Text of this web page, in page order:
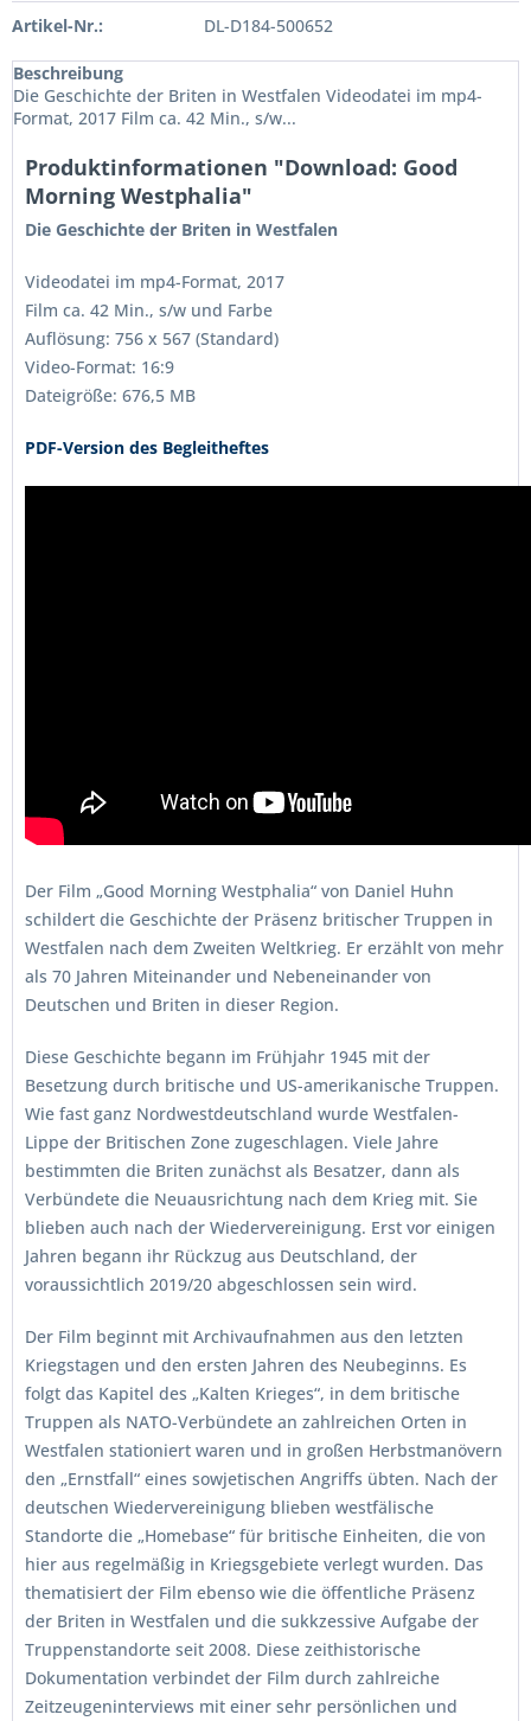
Artikel-Nr.: DL-D184-500652
Beschreibung
Die Geschichte der Briten in Westfalen Videodatei im mp4-
Format, 2017 Film ca. 42 Min., s/w...
Produktinformationen "Download: Good
Morning Westphalia"
Die Geschichte der Briten in Westfalen
Videodatei im mp4-Format, 2017
Film ca. 42 Min., s/w und Farbe
Auflösung: 756 x 567 (Standard)
Video-Format: 16:9
Dateigröße: 676,5 MB
PDF-Version des Begleitheftes
Der Film „Good Morning Westphalia“ von Daniel Huhn
schildert die Geschichte der Präsenz britischer Truppen in
Westfalen nach dem Zweiten Weltkrieg. Er erzählt von mehr
als 70 Jahren Miteinander und Nebeneinander von
Deutschen und Briten in dieser Region.
Diese Geschichte begann im Frühjahr 1945 mit der
Besetzung durch britische und US-amerikanische Truppen.
Wie fast ganz Nordwestdeutschland wurde Westfalen-
Lippe der Britischen Zone zugeschlagen. Viele Jahre
bestimmten die Briten zunächst als Besatzer, dann als
Verbündete die Neuausrichtung nach dem Krieg mit. Sie
blieben auch nach der Wiedervereinigung. Erst vor einigen
Jahren begann ihr Rückzug aus Deutschland, der
voraussichtlich 2019/20 abgeschlossen sein wird.
Der Film beginnt mit Archivaufnahmen aus den letzten
Kriegstagen und den ersten Jahren des Neubeginns. Es
folgt das Kapitel des „Kalten Krieges“, in dem britische
Truppen als NATO-Verbündete an zahlreichen Orten in
Westfalen stationiert waren und in großen Herbstmanövern
den „Ernstfall“ eines sowjetischen Angriffs übten. Nach der
deutschen Wiedervereinigung blieben westfälische
Standorte die „Homebase“ für britische Einheiten, die von
hier aus regelmäßig in Kriegsgebiete verlegt wurden. Das
thematisiert der Film ebenso wie die öffentliche Präsenz
der Briten in Westfalen und die sukkzessive Aufgabe der
Truppenstandorte seit 2008. Diese zeithistorische
Dokumentation verbindet der Film durch zahlreiche
Zeitzeugeninterviews mit einer sehr persönlichen und